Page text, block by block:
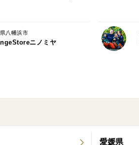
愛媛県
八幡浜市
ニノミヤ